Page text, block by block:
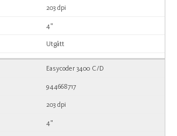
203 dpi
4"
Utgått
Easycoder 3400 C/D
944668717
203 dpi
4"